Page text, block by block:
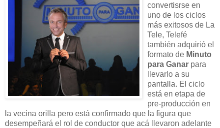
convertisrse en
uno de los ciclos
más exitosos de La
Tele, Telefé
también adquirió el
formato de Minuto
para Ganar para
llevarlo a su
pantalla. El ciclo
está en etapa de
pre-producción en
la vecina orilla pero está confirmado que la figura que
desempeñará el rol de conductor que acá llevaron adelante